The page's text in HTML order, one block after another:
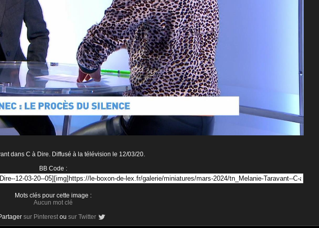
dans C à Dire. Diffusé à la télévision le 12/03/20.
BB Code :
Mots clés pour cette image :
Aucun mot clé
sur Pinterest ou sur Twitter